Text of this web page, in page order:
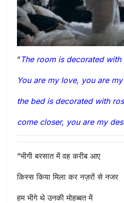
“The room is decorated
You are my love, you are
the bed is decorated with
come closer, you are my
“भीगी बरसात में वह करीब आए
किस्स किया मिला कर नज़रों से नजर
हम भीगे थे उनकी मोहब्बत में